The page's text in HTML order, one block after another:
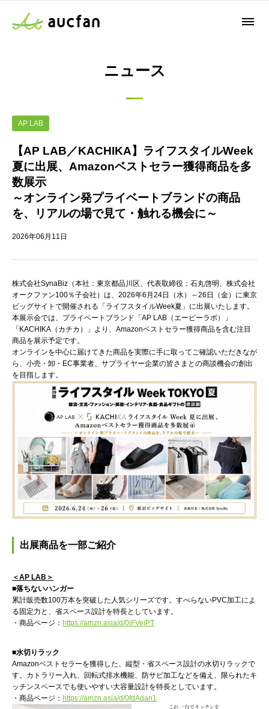
ニュース
AP LAB
【AP LAB／KACHIKA】ライフスタイルWeek
夏に出展、Amazonベストセラー獲得商品を多
数展示
～オンライン発プライベートブランドの商品
を、リアルの場で見て・触れる機会に～
2026年06月11日
株式会社SynaBiz（本社：東京都品川区、代表取締役：石丸啓明、株式会社
オークファン100％子会社）は、2026年6月24日（水）～26日（金）に東京
ビッグサイトで開催される「ライフスタイルWeek夏」に出展いたします。
本展示会では、プライベートブランド「AP LAB（エーピーラボ）」
「KACHIKA（カチカ）」より、Amazonベストセラー獲得商品を含む注目
商品を展示予定です。
オンラインを中心に届けてきた商品を実際に手に取ってご確認いただきなが
ら、小売・卸・EC事業者、サプライヤー企業の皆さまとの商談機会の創出
を目指します。
出展商品を一部ご紹介
＜AP LAB＞
■落ちないハンガー
累計販売数100万本を突破した人気シリーズです。すべらないPVC加工によ
る固定力と、省スペース設計を特長としています。
・商品ページ： https://amzn.asia/d/0iFVejPT
■水切りラック
Amazonベストセラーを獲得した、縦型・省スペース設計の水切りラックで
す。カトラリー入れ、回転式排水機能、防サビ加工などを備え、限られたキ
ッチンスペースでも使いやすい大容量設計を特長としています。
・商品ページ： https://amzn.asia/d/0fdAqan1